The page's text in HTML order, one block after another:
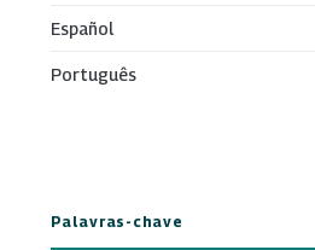
Español
Português
Palavras-chave